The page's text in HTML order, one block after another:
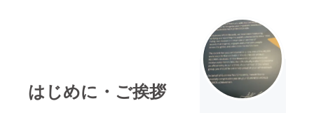
はじめに・ご挨拶